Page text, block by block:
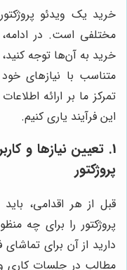
خرید یک ویدئو
مختلفی است. در
خرید به آن‌ها توجه کنید،
متناسب با نیازهای
تمرکز ما بر ارائه
این فرآیند یاری کنیم.
1. تعیین نیازها و
پروژکتور
قبل از هر اقدامی،
پروژکتور را برای چه
دارید از آن برای تماشای
مطالب در جلسات کاری